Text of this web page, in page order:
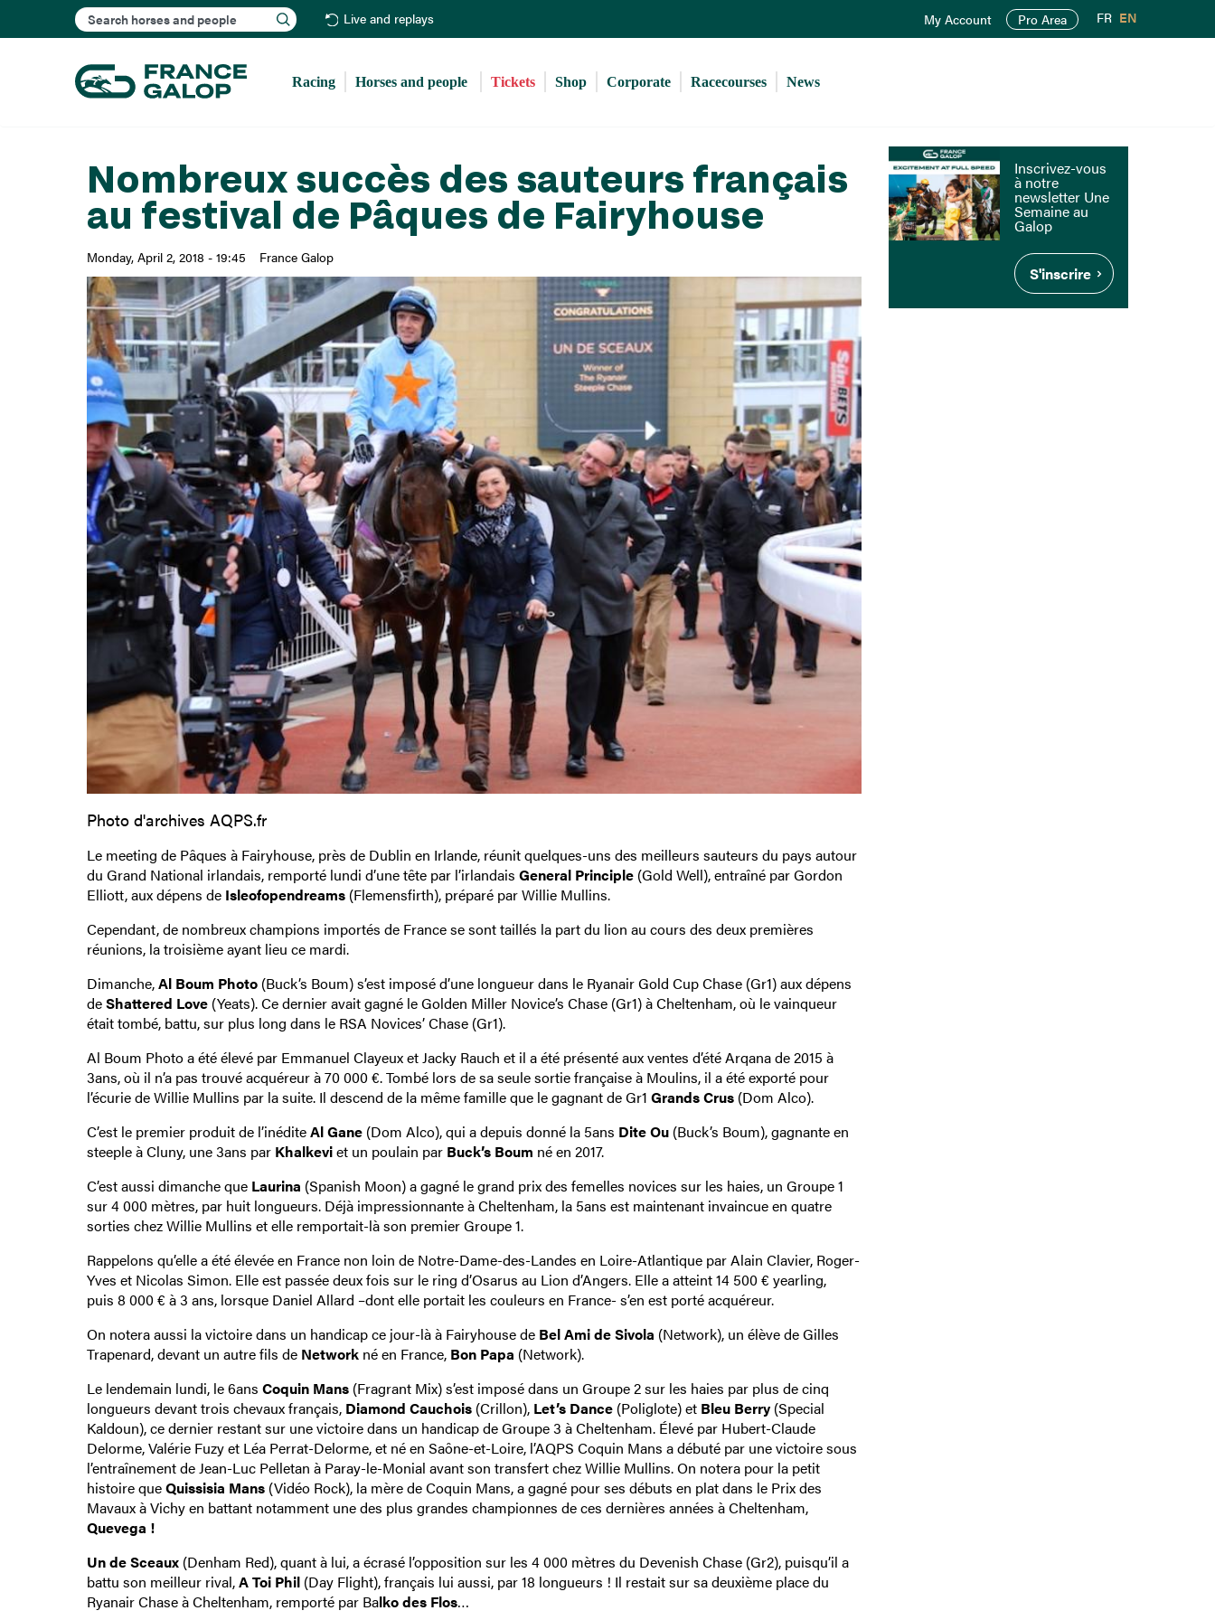
to
content
Search Live and replays My Account Pro Area FR EN
Racing Horses and people Tickets Shop Corporate Racecourses News
Nombreux succès des sauteurs français
au festival de Pâques de Fairyhouse
Monday, April 2, 2018 - 19:45 France Galop
Photo d'archives AQPS.fr
Le meeting de Pâques à Fairyhouse, près de Dublin en Irlande, réunit quelques-uns des meilleurs sauteurs du pays autour
du Grand National irlandais, remporté lundi d’une tête par l’irlandais General Principle(Gold Well), entraîné par Gordon
Elliott, aux dépens de Isleofopendreams(Flemensfirth), préparé par Willie Mullins.
Cependant, de nombreux champions importés de France se sont taillés la part du lion au cours des deux premières
réunions, la troisième ayant lieu ce mardi.
Dimanche,Al Boum Photo(Buck’s Boum) s’est imposé d’une longueur dans le Ryanair Gold Cup Chase (Gr1) aux dépens
deShattered Love(Yeats). Ce dernier avait gagné le Golden Miller Novice’s Chase (Gr1) à Cheltenham, où le vainqueur
était tombé, battu, sur plus long dans le RSA Novices’ Chase (Gr1).
Al Boum Photo a été élevé par Emmanuel Clayeux et Jacky Rauch et il a été présenté aux ventes d’été Arqana de 2015 à
3ans, où il n’a pas trouvé acquéreur à 70 000 €. Tombé lors de sa seule sortie française à Moulins, il a été exporté pour
l’écurie de Willie Mullins par la suite. Il descend de la même famille que le gagnant de Gr1 Grands Crus(Dom Alco).
C’est le premier produit de l’inéditeAl Gane(Dom Alco), qui a depuis donné la 5ans Dite Ou(Buck’s Boum), gagnante en
steeple à Cluny, une 3ans par Khalkeviet un poulain par Buck’s Boum né en 2017.
C’est aussi dimanche que Laurina (Spanish Moon) a gagné le grand prix des femelles novices sur les haies, un Groupe 1
sur 4 000 mètres, par huit longueurs. Déjà impressionnante à Cheltenham, la 5ans est maintenant invaincue en quatre
sorties chez Willie Mullins et elle remportait-là son premier Groupe 1.
Rappelons qu’elle a été élevée en France non loin de Notre-Dame-des-Landes en Loire-Atlantique par Alain Clavier, Roger-
Yves et Nicolas Simon. Elle est passée deux fois sur le ring d’Osarus au Lion d’Angers. Elle a atteint 14 500 € yearling,
puis 8 000 € à 3 ans, lorsque Daniel Allard –dont elle portait les couleurs en France- s’en est porté acquéreur.
On notera aussi la victoire dans un handicap ce jour-là à Fairyhouse de Bel Ami de Sivola (Network), un élève de Gilles
Trapenard, devant un autre fils de Networkné en France, Bon Papa (Network).
Le lendemain lundi, le 6ans Coquin Mans(Fragrant Mix) s’est imposé dans un Groupe 2 sur les haies par plus de cinq
longueurs devant trois chevaux français, Diamond Cauchois(Crillon), Let’s Dance(Poliglote) etBleu Berry(Special
Kaldoun), ce dernier restant sur une victoire dans un handicap de Groupe 3 à Cheltenham. Élevé par Hubert-Claude
Delorme, Valérie Fuzy et Léa Perrat-Delorme, et né en Saône-et-Loire, l’AQPS Coquin Mans a débuté par une victoire sous
l’entraînement de Jean-Luc Pelletan à Paray-le-Monial avant son transfert chez Willie Mullins. On notera pour la petit
histoire queQuissisia Mans(Vidéo Rock), la mère de Coquin Mans, a gagné pour ses débuts en plat dans le Prix des
Mavaux à Vichy en battant notamment une des plus grandes championnes de ces dernières années à Cheltenham,
Quevega !
Un de Sceaux(Denham Red), quant à lui, a écrasé l’opposition sur les 4 000 mètres du Devenish Chase (Gr2), puisqu’il a
battu son meilleur rival,A Toi Phil(Day Flight), français lui aussi, par 18 longueurs ! Il restait sur sa deuxième place du
Ryanair Chase à Cheltenham, remporté par Balko des Flos…
Inscrivez-vous
à notre
newsletter Une
Semaine au
Galop
S'inscrire